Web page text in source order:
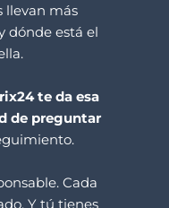
llevan más
dónde está el
te da esa
de preguntar
Cada
Y tú tienes